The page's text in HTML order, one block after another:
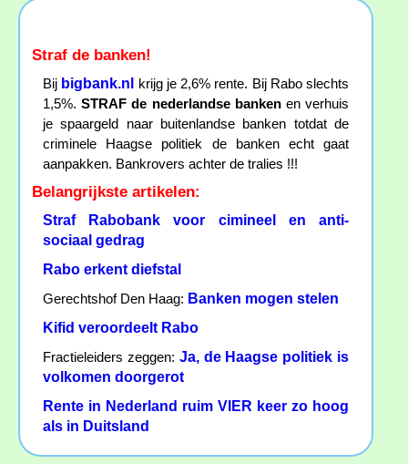
Straf de banken!
Bij bigbank.nl
krijg je 2,6% rente. Bij Rabo slechts
1,5%.STRAF de nederlandse bankenen verhuis
je spaargeld naar buitenlandse banken totdat de
criminele Haagse politiek de banken echt gaat
aanpakken. Bankrovers achter de tralies !!!
Belangrijkste artikelen:
Straf Rabobank voor cimineel en anti-
sociaal gedrag
Rabo erkent diefstal
Gerechtshof Den Haag: Banken mogen stelen
Kifid veroordeelt Rabo
Fractieleiders zeggen: Ja, de Haagse politiek is
volkomen doorgerot
Rente in Nederland ruim VIER keer zo hoog
als in Duitsland